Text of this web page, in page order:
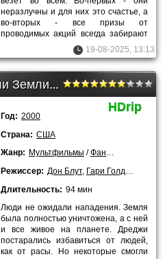
неразлучны и для них это счастье, а
во-вторых - все призы от
проводимых акций всегда забирают
они. Им очень даже удобно19-08-2025, 13:13
Титан: После гибели Земли (2000)
HDrip
Год: 2000
Страна: США
Жанр: Мультфильмы /Фантастика
Режиссер: Дон Блут, Гари Голдман
Длительность: 94 мин
Люди не ожидали нападения. Земля
была полностью уничтожена, а с ней
и все живое на планете. Дреджи
постарались избавиться от людей,
как от расы. Но некоторые смогли